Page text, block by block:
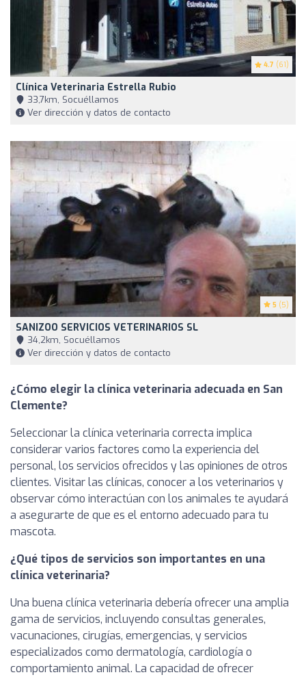
4.7 (61)
Clínica Veterinaria Estrella Rubio
33,7km, Socuéllamos
Ver dirección y datos de contacto
5 (5)
SANIZOO SERVICIOS VETERINARIOS SL
34,2km, Socuéllamos
Ver dirección y datos de contacto
¿Cómo elegir la clínica veterinaria adecuada en San
Clemente?
Seleccionar la clínica veterinaria correcta implica
considerar varios factores como la experiencia del
personal, los servicios ofrecidos y las opiniones de otros
clientes. Visitar las clínicas, conocer a los veterinarios y
observar cómo interactúan con los animales te ayudará
a asegurarte de que es el entorno adecuado para tu
mascota.
¿Qué tipos de servicios son importantes en una
clínica veterinaria?
Una buena clínica veterinaria debería ofrecer una amplia
gama de servicios, incluyendo consultas generales,
vacunaciones, cirugías, emergencias, y servicios
especializados como dermatología, cardiología o
comportamiento animal. La capacidad de ofrecer